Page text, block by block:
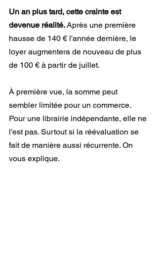
Un an plus tard, cette crainte est
devenue réalité. Après une première
hausse de 140 € l'année dernière, le
loyer augmentera de nouveau de plus
de 100 € à partir de juillet.
À première vue, la somme peut
sembler limitée pour un commerce.
Pour une librairie indépendante, elle ne
l'est pas. Surtout si la réévaluation se
fait de manière aussi récurrente. On
vous explique.